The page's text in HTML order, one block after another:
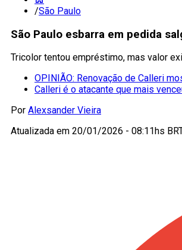
/São Paulo
São Paulo esbarra em pedida
Tricolor tentou empréstimo, mas valor
OPINIÃO: Renovação de Calleri
Calleri é o atacante que mais
Por Alexsander Vieira
Atualizada em 20/01/2026 - 08:11hs